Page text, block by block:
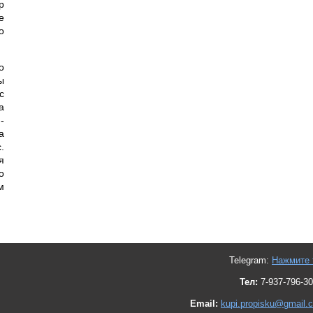
Telegram: Нажмите
Тел: 7-937-796-
Email: